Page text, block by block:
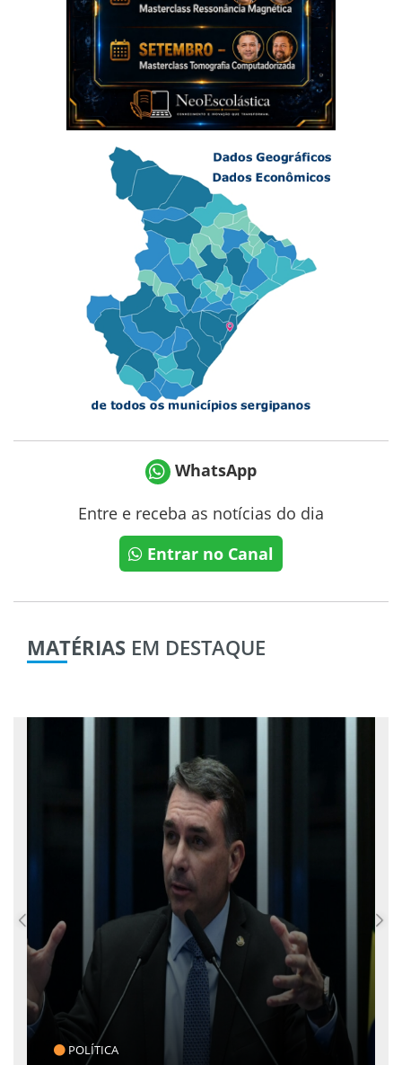
WhatsApp
Entre e receba as notícias do dia
Entrar no Canal
MATÉRIAS EM DESTAQUE
POLÍTICA